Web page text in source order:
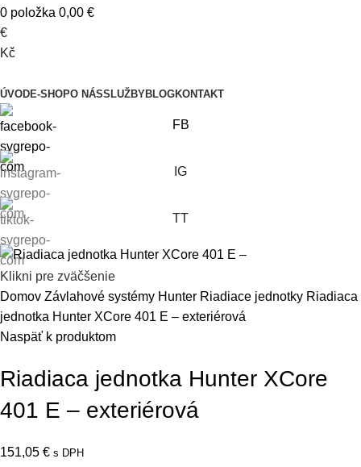
0 položka 0,00 €
€
Kč
ÚVODE-SHOPO NÁSSLUŽBYBLOGKONTAKT
FB
IG
TT
Klikni pre zväčšenie
Domov Závlahové systémy Hunter Riadiace jednotky Riadiaca
jednotka Hunter XCore 401 E – exteriérová
Naspäť k produktom
Riadiaca jednotka Hunter XCore
401 E – exteriérová
151,05 € s DPH